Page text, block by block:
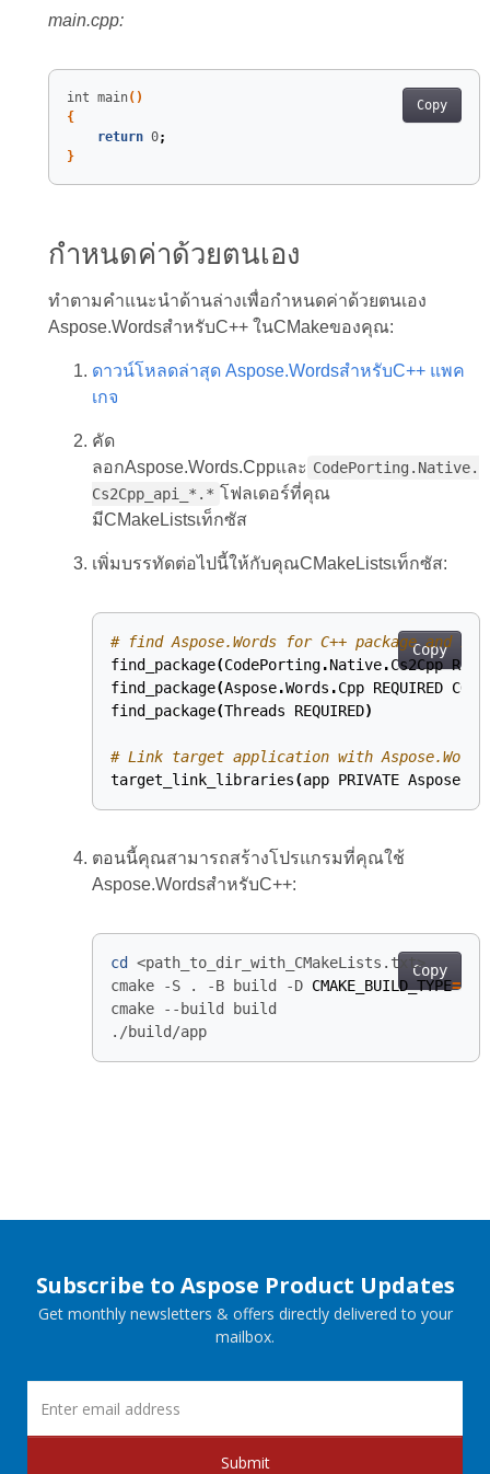
main.cpp:
Copy
int main()
{
return 0;
}
กำหนดค่าด้วยตนเอง
ทำตามคำแนะนำด้านล่างเพื่อกำหนดค่าด้วยตนเอง
Aspose.WordsสำหรับC++ ในCMakeของคุณ:
ดาวน์โหลดล่าสุด Aspose.WordsสำหรับC++ แพค
เกจ
คัด
ลอกAspose.Words.Cppและ CodePorting.Native.
Cs2Cpp_api_*.* โฟลเดอร์ที่คุณ
มีCMakeListsเท็กซัส
เพิ่มบรรทัดต่อไปนี้ให้กับคุณCMakeListsเท็กซัส:
Copy
# find Aspose.Words for C++ package and it
find_package(CodePorting.Native.Cs2Cpp
find_package(Aspose.Words .Cpp REQUIRED
find_package(Threads REQUIRED)
target_link_libraries(app PRIVATE Aspose::
ตอนนี้คุณสามารถสร้างโปรแกรมที่คุณใช้
Aspose.WordsสำหรับC++:
Copy
cd
cmake -S . -B build -D CMAKE_BUILD_TYPE=
./build/app
Subscribe to Aspose Product Updates
Get monthly newsletters & offers directly delivered to your
mailbox.
Submit